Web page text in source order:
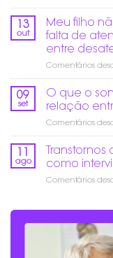
13
out
Meu filho
falta de
entre
Comentários
09
set
O que o
relação
Comentários
11
ago
como
Comentários